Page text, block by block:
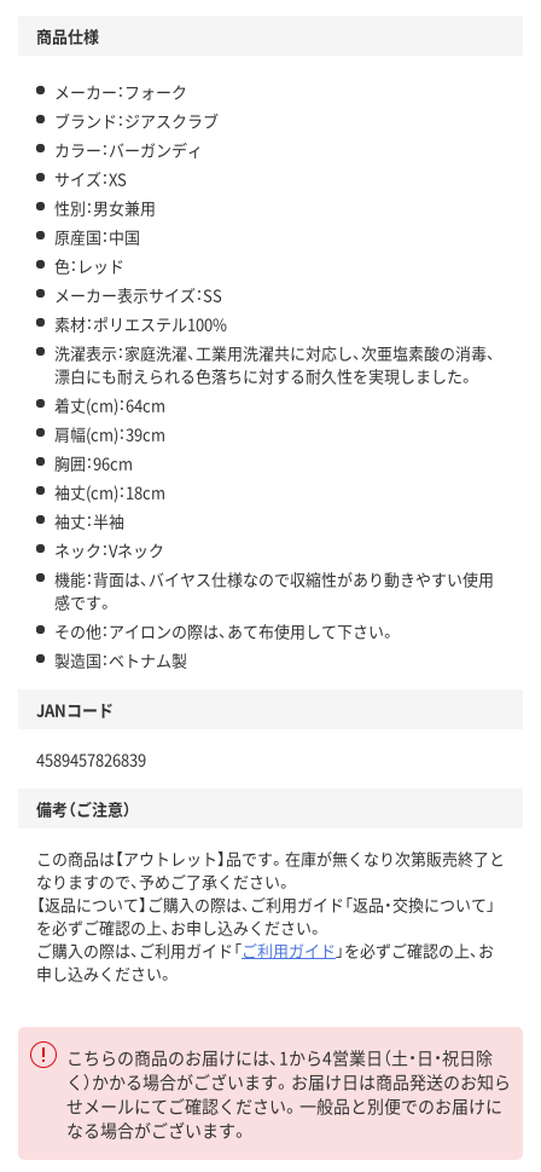
商品仕様
メーカー：フォーク
ブランド：ジアスクラブ
カラー：バーガンディ
サイズ：XS
性別：男女兼用
原産国：中国
色：レッド
メーカー表示サイズ：SS
素材：ポリエステル100%
洗濯表示：家庭洗濯、工業用洗濯共に対応し、次亜塩素酸の消毒、
漂白にも耐えられる色落ちに対する耐久性を実現しました。
着丈(cm)：64cm
肩幅(cm)：39cm
胸囲：96cm
袖丈(cm)：18cm
袖丈：半袖
ネック：Vネック
機能：背面は、バイヤス仕様なので収縮性があり動きやすい使用
感です。
その他：アイロンの際は、あて布使用して下さい。
製造国：ベトナム製
JANコード
4589457826839
備考（ご注意）
この商品は【アウトレット】品です。在庫が無くなり次第販売終了と
なりますので、予めご了承ください。
【返品について】ご購入の際は、ご利用ガイド「返品・交換について」
を必ずご確認の上、お申し込みください。
ご購入の際は、ご利用ガイド「ご利用ガイド 」を必ずご確認の上、お
申し込みください。
こちらの商品のお届けには、1から4営業日（土・日・祝日除
く）かかる場合がございます。お届け日は商品発送のお知ら
せメールにてご確認ください。一般品と別便でのお届けに
なる場合がございます。